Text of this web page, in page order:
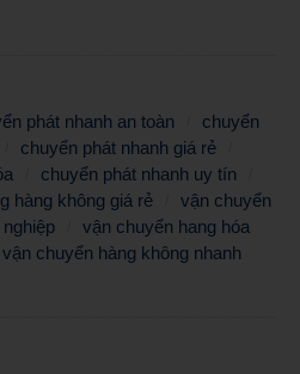
phát nhanh an toàn
chuyển
chuyển phát nhanh giá rẻ
chuyển phát nhanh uy tín
hàng không giá rẻ
vận chuyển
vận chuyển hang hóa
vận chuyển hàng không nhanh